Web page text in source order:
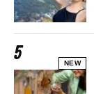
NEW